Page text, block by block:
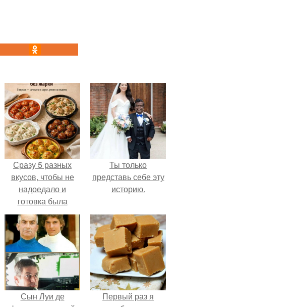
Сразу 5 разных
вкусов, чтобы не
надоедало и
готовка была
проще.
Ты только
представь себе эту
историю.
Сын Луи де
Первый раз я